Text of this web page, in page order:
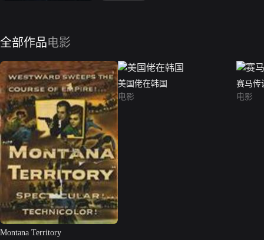
全部作品电影
Montana Territory
美国佬在韩国
电影
赛马传
电影